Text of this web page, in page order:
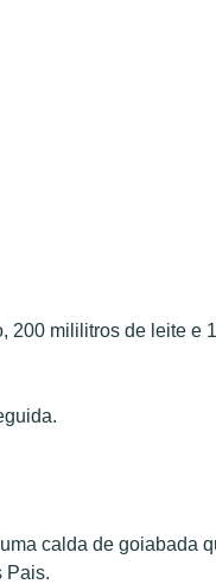
200 mililitros de leite e 1
calda de goiabada
Pais.